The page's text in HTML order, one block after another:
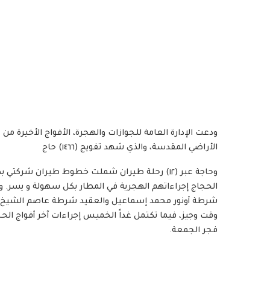
ودعت الإدارة العامة للجوازات والهجرة، الأفواج الأخيرة
الأراضي المقدسة، والذي شهد تفويج (١٤٦٦) حاج
وحاجة عبر (١٢) رحلة طيران شملت خطوط طيران
الحجاج إجراءاتهم الهجرية في المطار بكل سهولة و يسر.
شرطة أونور محمد إسماعيل والعقيد شرطة عاصم الشيخ
وقت وجيز، فيما تكتمل غداً الخميس إجراءات آخر أفواج
فجر الجمعة.